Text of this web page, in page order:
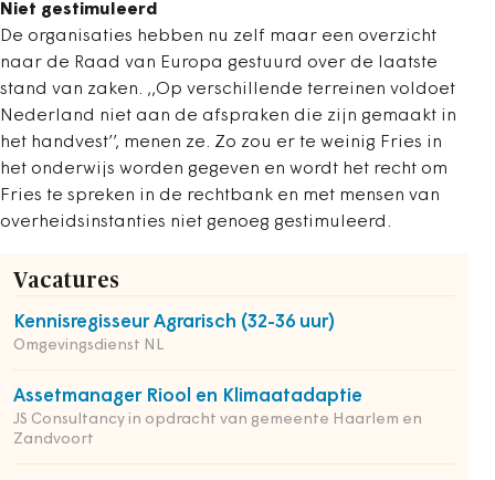
Niet gestimuleerd
De organisaties hebben nu zelf maar een overzicht
naar de Raad van Europa gestuurd over de laatste
stand van zaken. ,,Op verschillende terreinen voldoet
Nederland niet aan de afspraken die zijn gemaakt in
het handvest’’, menen ze. Zo zou er te weinig Fries in
het onderwijs worden gegeven en wordt het recht om
Fries te spreken in de rechtbank en met mensen van
overheidsinstanties niet genoeg gestimuleerd.
Vacatures
Kennisregisseur Agrarisch (32-36 uur)
Omgevingsdienst NL
Assetmanager Riool en Klimaatadaptie
JS Consultancy in opdracht van gemeente Haarlem en
Zandvoort